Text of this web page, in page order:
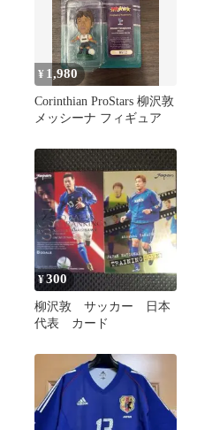
¥ 1,980
Corinthian ProStars 柳沢敦
メッシーナ フィギュア
¥300
柳沢敦 サッカー 日本
代表 カード